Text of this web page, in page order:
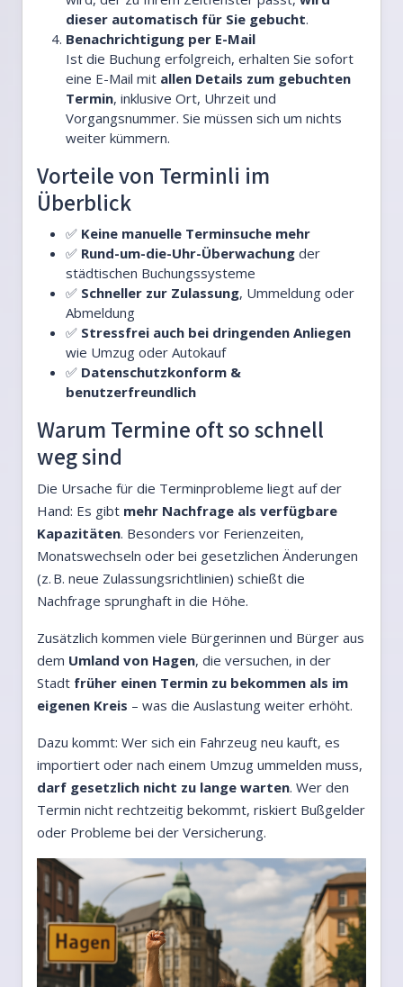
dieser automatisch für Sie gebucht.
Benachrichtigung per E-Mail
Ist die Buchung erfolgreich, erhalten Sie sofort
eine E-Mail mit allen Details zum gebuchten
Termin, inklusive Ort, Uhrzeit und
Vorgangsnummer. Sie müssen sich um nichts
weiter kümmern.
Vorteile von Terminli im
Überblick
✅ Keine manuelle Terminsuche mehr
✅ Rund-um-die-Uhr-Überwachung der
städtischen Buchungssysteme
✅ Schneller zur Zulassung, Ummeldung oder
Abmeldung
✅ Stressfrei auch bei dringenden Anliegen
wie Umzug oder Autokauf
✅ Datenschutzkonform &
benutzerfreundlich
Warum Termine oft so schnell
weg sind
Die Ursache für die Terminprobleme liegt auf der
Hand: Es gibt mehr Nachfrage als verfügbare
Kapazitäten. Besonders vor Ferienzeiten,
Monatswechseln oder bei gesetzlichen Änderungen
(z. B. neue Zulassungsrichtlinien) schießt die
Nachfrage sprunghaft in die Höhe.
Zusätzlich kommen viele Bürgerinnen und Bürger aus
dem Umland von Hagen, die versuchen, in der
Stadt früher einen Termin zu bekommen als im
eigenen Kreis – was die Auslastung weiter erhöht.
Dazu kommt: Wer sich ein Fahrzeug neu kauft, es
importiert oder nach einem Umzug ummelden muss,
darf gesetzlich nicht zu lange warten. Wer den
Termin nicht rechtzeitig bekommt, riskiert Bußgelder
oder Probleme bei der Versicherung.